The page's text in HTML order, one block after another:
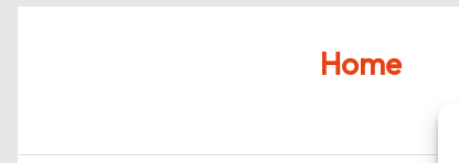
Home